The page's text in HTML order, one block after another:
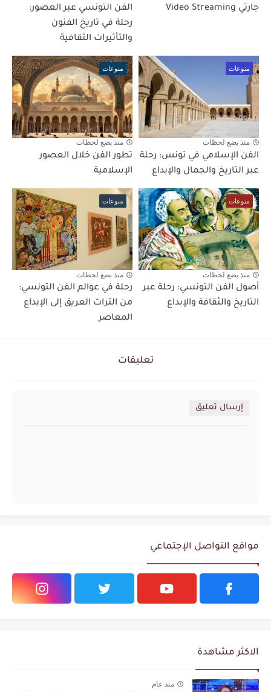
جارتي Video Streaming
الفن التونسي عبر العصور:
رحلة في تاريخ الفنون
والتأثيرات الثقافية
منوعات
منذ بضع لحظات
الفن الإسلامي في تونس: رحلة
عبر التاريخ والجمال والإبداع
منوعات
منذ بضع لحظات
تطور الفن خلال العصور
الإسلامية
منوعات
منذ بضع لحظات
أصول الفن التونسي: رحلة عبر
التاريخ والثقافة والإبداع
منوعات
منذ بضع لحظات
رحلة في عوالم الفن التونسي:
من التراث العريق إلى الإبداع
المعاصر
تعليقات
إرسال تعليق
مواقع التواصل الإجتماعي
الاكثر مشاهدة
منذ عام